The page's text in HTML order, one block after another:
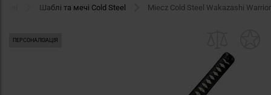
Шаблі та мечі Cold Steel Miecz Cold Steel Wakazashi Warrior
ПЕРСОНАЛІЗАЦІЯ